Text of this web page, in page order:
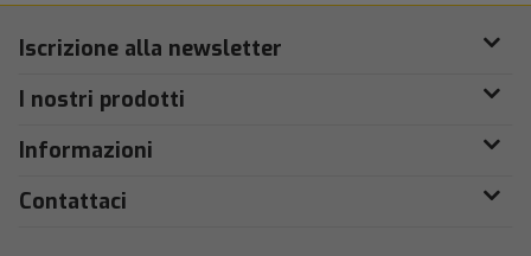
Iscrizione alla newsletter
I nostri prodotti
Informazioni
Contattaci